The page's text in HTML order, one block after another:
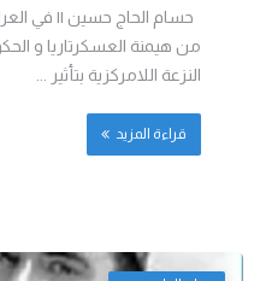
من هيمنة العسكرتاريا و
النزعة اللامركزية بتأثير ...
قراءة المزيد